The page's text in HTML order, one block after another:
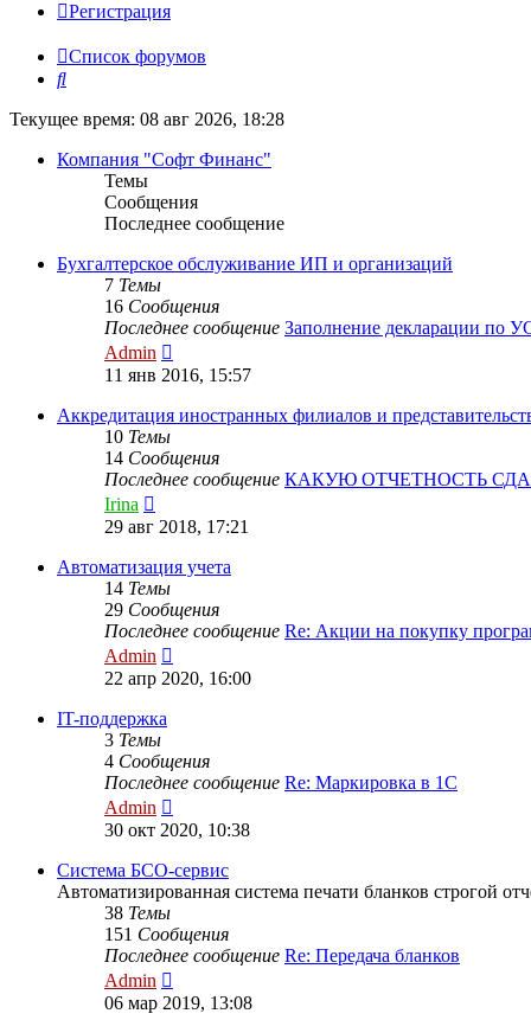
Регистрация
Список форумов
Поиск
Текущее время: 08 авг 2026, 18:28
Компания "Софт Финанс"
Темы
Сообщения
Последнее сообщение
Бухгалтерское обслуживание ИП и организаций
7 Темы
16 Сообщения
Последнее сообщение Заполнение декларации по
Admin
к
сообщению
11 янв 2016, 15:57
Аккредитация иностранных филиалов и
10 Темы
14 Сообщения
Последнее сообщение КАКУЮ ОТЧЕТНОСТЬ
Irina
к
сообщению
29 авг 2018, 17:21
Автоматизация учета
14 Темы
29 Сообщения
Последнее сообщение Re: Акции на покупку
Admin
к
22 апр 2020, 16:00
IT-поддержка
3 Темы
4 Сообщения
Последнее сообщение Re: Маркировка в 1С
Admin
к
сообщению
30 окт 2020, 10:38
Система БСО-сервис
Автоматизированная система печати бланков строгой
38 Темы
151 Сообщения
Последнее сообщение Re: Передача бланков
Admin
к
06 мар 2019, 13:08